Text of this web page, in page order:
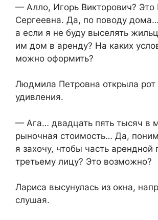
— Алло, Игорь Викторович? Это
Сергеевна. Да, по поводу
а если я не буду выселять
им дом в аренду? На каких
можно оформить?
Людмила Петровна открыла рот
удивления.
— Ага… двадцать пять тысяч в
рыночная стоимость… Да,
я захочу, чтобы часть арендной
третьему лицу? Это возможно?
Лариса высунулась из окна,
слушая.